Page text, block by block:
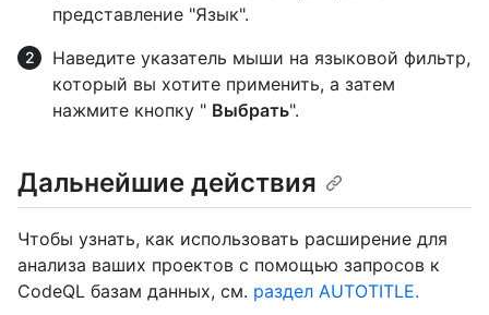
представление "Язык".
Наведите указатель мыши на языковой фильтр,
который вы хотите применить, а затем
нажмите кнопку " Выбрать".
Дальнейшие действия
Чтобы узнать, как использовать расширение для
анализа ваших проектов с помощью запросов к
CodeQL базам данных, см. раздел AUTOTITLE.